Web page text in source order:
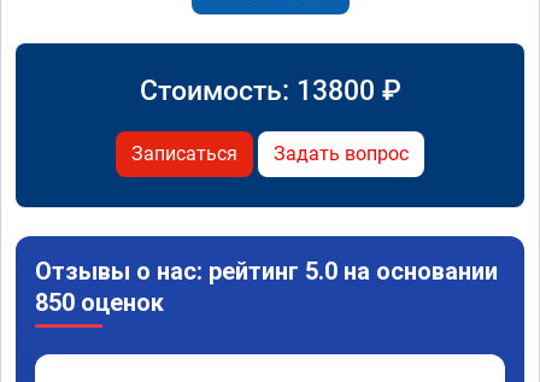
Стоимость: 13800 ₽
Записаться Задать вопрос
Отзывы о нас: рейтинг 5.0 на основании
850 оценок